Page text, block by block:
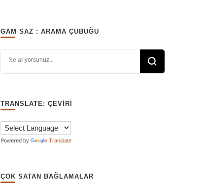
GAM SAZ : ARAMA ÇUBUĞU
TRANSLATE: ÇEVIRI
Powered by Translate
ÇOK SATAN BAĞLAMALAR